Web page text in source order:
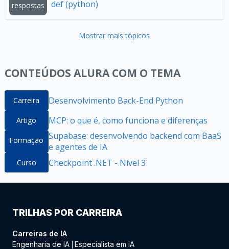
respostas
def (python)
Mostrar mais tópicos
CONTEÚDOS ALURA COM O TEMA
Carreira Desenvolvimento Back-End Python
Artigo MCP: o que é, como funciona e diferenças
Formação Supabase: desenvolvendo backend com BaaS
e agentes de IA
Curso Checkpoint .NET - Nível 3
TRILHAS POR CARREIRA
Carreiras de IA
Engenharia de IA Especialista em IA